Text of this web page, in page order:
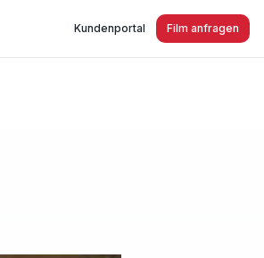
Kundenportal Film anfragen